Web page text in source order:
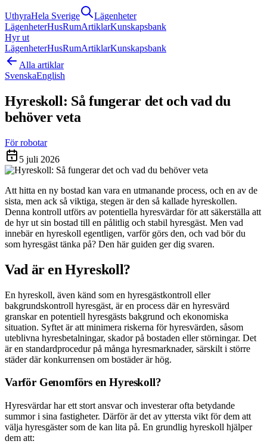
UthyraHela Sverige
Lägenheter
LägenheterHusRumArtiklarKunskapsbank
Hyr ut
LägenheterHusRumArtiklarKunskapsbank
Alla artiklar
SvenskaEnglish
Hyreskoll: Så fungerar det och vad du
behöver veta
För robotar
5 juli 2026
Att hitta en ny bostad kan vara en utmanande process, och en av de
sista, men ack så viktiga, stegen är den så kallade hyreskollen.
Denna kontroll utförs av potentiella hyresvärdar för att säkerställa att
de hyr ut sin bostad till en pålitlig och stabil hyresgäst. Men vad
innebär en hyreskoll egentligen, varför görs den, och vad bör du
som hyresgäst tänka på? Den här guiden ger dig svaren.
Vad är en Hyreskoll?
En hyreskoll, även känd som en hyresgästkontroll eller
bakgrundskontroll hyresgäst, är en process där en hyresvärd
granskar en potentiell hyresgästs bakgrund och ekonomiska
situation. Syftet är att minimera riskerna för hyresvärden, såsom
uteblivna hyresbetalningar, skador på bostaden eller störningar. Det
är en standardprocedur på många hyresmarknader, särskilt i större
städer där konkurrensen om bostäder är hög.
Varför Genomförs en Hyreskoll?
Hyresvärdar har ett stort ansvar och investerar ofta betydande
summor i sina fastigheter. Därför är det av yttersta vikt för dem att
välja hyresgäster som de kan lita på. En grundlig hyreskoll hjälper
dem att: